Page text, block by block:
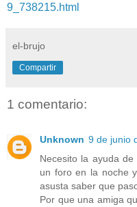
9_738215.html
el-brujo
Compartir
1 comentario:
Unknown 9 de junio
Necesito la ayuda
un foro en la noche
asusta saber que
Por que una amiga